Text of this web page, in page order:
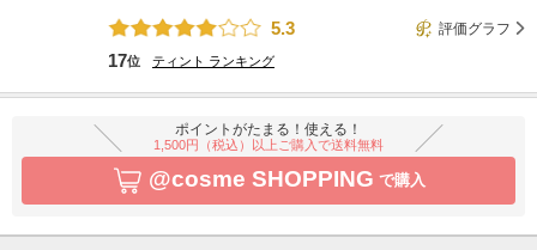
5.3
評価グラフ
17位 ティント ランキング
ポイントがたまる！使える！
1,500円（税込）以上ご購入で送料無料
@cosme SHOPPING で購入